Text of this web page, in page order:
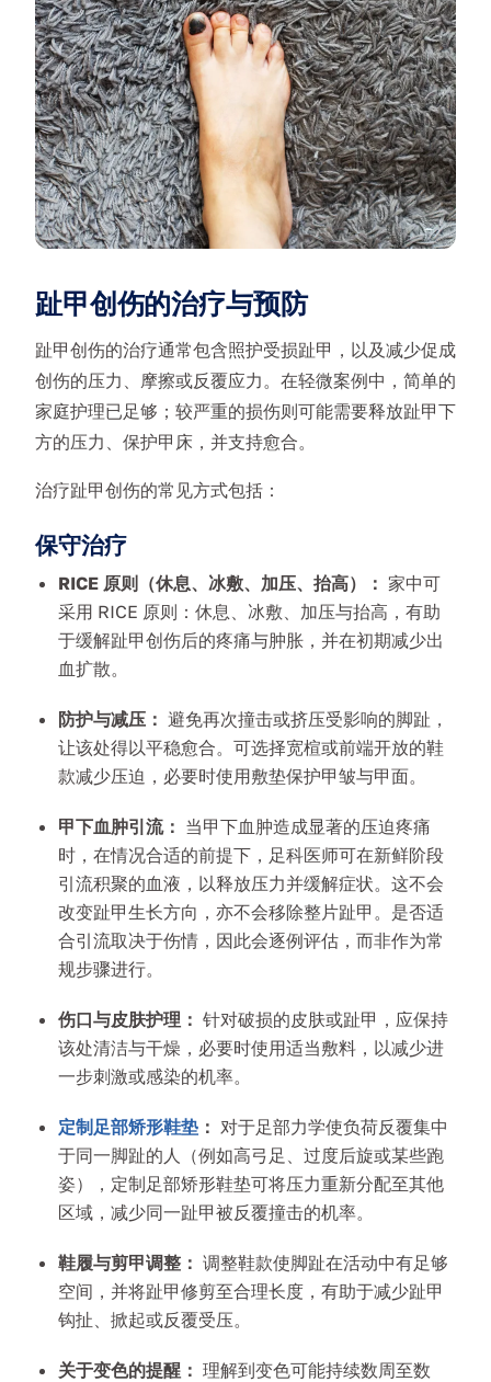
趾甲创伤的治疗与预防
趾甲创伤的治疗通常包含照护受损趾甲，以及减少促成
创伤的压力、摩擦或反覆应力。在轻微案例中，简单的
家庭护理已足够；较严重的损伤则可能需要释放趾甲下
方的压力、保护甲床，并支持愈合。
治疗趾甲创伤的常见方式包括：
保守治疗
RICE 原则（休息、冰敷、加压、抬高）： 家中可
采用 RICE 原则：休息、冰敷、加压与抬高，有助
于缓解趾甲创伤后的疼痛与肿胀，并在初期减少出
血扩散。
防护与减压： 避免再次撞击或挤压受影响的脚趾，
让该处得以平稳愈合。可选择宽楦或前端开放的鞋
款减少压迫，必要时使用敷垫保护甲皱与甲面。
甲下血肿引流： 当甲下血肿造成显著的压迫疼痛
时，在情况合适的前提下，足科医师可在新鲜阶段
引流积聚的血液，以释放压力并缓解症状。这不会
改变趾甲生长方向，亦不会移除整片趾甲。是否适
合引流取决于伤情，因此会逐例评估，而非作为常
规步骤进行。
伤口与皮肤护理： 针对破损的皮肤或趾甲，应保持
该处清洁与干燥，必要时使用适当敷料，以减少进
一步刺激或感染的机率。
定制足部矫形鞋垫： 对于足部力学使负荷反覆集中
于同一脚趾的人（例如高弓足、过度后旋或某些跑
姿），定制足部矫形鞋垫可将压力重新分配至其他
区域，减少同一趾甲被反覆撞击的机率。
鞋履与剪甲调整： 调整鞋款使脚趾在活动中有足够
空间，并将趾甲修剪至合理长度，有助于减少趾甲
钩扯、掀起或反覆受压。
关于变色的提醒： 理解到变色可能持续数周至数